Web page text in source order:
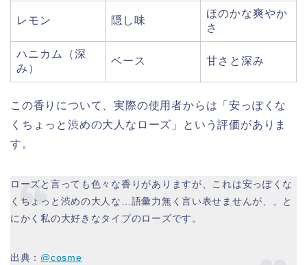
レモン 隠し味
ほのかな爽やか
さ
ハニカム（深
み）
ベース 甘さと深み
この香りについて、実際の使用者からは「安っぽくな
くちょっと渋めの大人なローズ」という評価がありま
す。
ローズと言っても色々な香りがありますが、これは安っぽくな
くちょっと渋めの大人な…語彙力無く言い表せませんが、、と
にかく私の大好きなタイプのローズです。
出典： @cosme